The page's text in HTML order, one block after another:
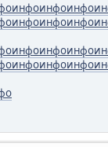
инфоинфоинфо
инфоинфоинфо
инфоинфоинфо
инфоинфоинфо